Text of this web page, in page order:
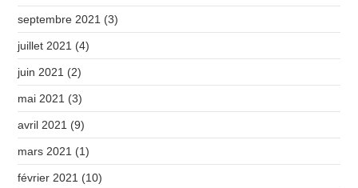
septembre 2021 (3)
juillet 2021 (4)
juin 2021 (2)
mai 2021 (3)
avril 2021 (9)
mars 2021 (1)
février 2021 (10)